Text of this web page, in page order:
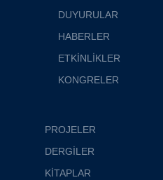
DUYURULAR
HABERLER
ETKİNLİKLER
KONGRELER
PROJELER
DERGİLER
KİTAPLAR